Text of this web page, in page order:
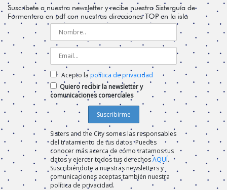
Suscríbete a nuestra newsletter y recibe nuestra Sisterguía de
Formentera en pdf con nuestras direcciones TOP en la isla
Acepto la política de privacidad
Quiero recibir la newsletter y
comunicaciones comerciales
Sisters and the City somos las responsables
del tratamiento de tus datos. Puedes
conocer más acerca de cómo tratamos tus
datos y ejercer todos tus derechosAQUÍ.
Suscribiéndote a nuestras newsletters y
comunicaciones aceptas también nuestra
política de privacidad.